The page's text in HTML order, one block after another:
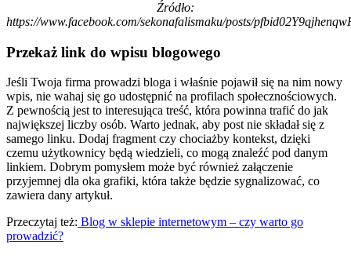
Źródło:
https://www.facebook.com/sekonafalismaku/posts/
Przekaż link do wpisu blogowego
Jeśli Twoja firma prowadzi bloga i właśnie pojawił się na nim nowy
wpis, nie wahaj się go udostępnić na profilach społecznościowych.
Z pewnością jest to interesująca treść, która powinna trafić do jak
największej liczby osób. Warto jednak, aby post nie składał się z
samego linku. Dodaj fragment czy chociażby kontekst, dzięki
czemu użytkownicy będą wiedzieli, co mogą znaleźć pod danym
linkiem. Dobrym pomysłem może być również załączenie
przyjemnej dla oka grafiki, która także będzie sygnalizować, co
zawiera dany artykuł.
Przeczytaj też: Blog w sklepie internetowym – czy warto go
prowadzić?